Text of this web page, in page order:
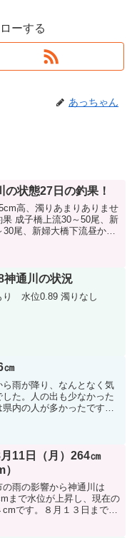
ーする
あっちゃん
の状態27日の釣果！
高、濁りあまりありませ
果 成子橋上流30～50尾、新
尾、新婦大橋下流昼から4
神通川の状況
り 水位0.89 濁りなし
㎝
ら雨が降り、なんとなく気
た。人の出も少なかった
内の人が多かったです。
の親父さん...
11日（月）264㎝
の雨の影響から神通川は
まで水位が上昇し、現在の
cmです。８月１３日までは